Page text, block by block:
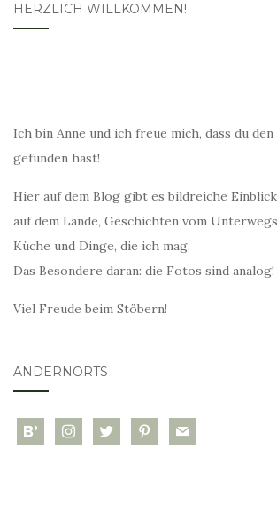
HERZLICH WILLKOMMEN!
Ich bin Anne und ich freue mich, dass du
gefunden hast!
Hier auf dem Blog gibt es bildreiche
auf dem Lande, Geschichten vom
Küche und Dinge, die ich mag.
Das Besondere daran: die Fotos sind analog!
Viel Freude beim Stöbern!
ANDERNORTS
bloglovininstagramtwitter pinterest
mail